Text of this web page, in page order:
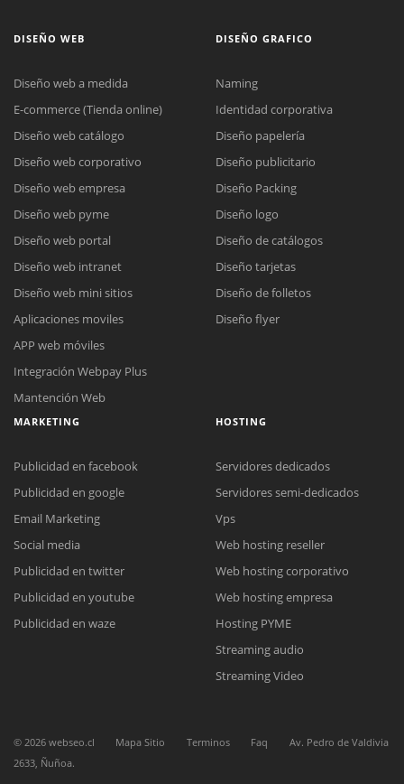
Reunión online
Nuestros ejecutivos le enviarán un correo electrónico con el enlace a
Meet para la reunión online.
Cotización
Chat Online
Todos nuestros ejecutivos están fuera de línea. Complete el formulario
DISEÑO WEB
Diseño web a medida
E-commerce (Tienda online)
Diseño web catálogo
Diseño web corporativo
Diseño web empresa
Diseño web pyme
Diseño web portal
Diseño web intranet
Diseño web mini sitios
Aplicaciones moviles
APP web móviles
Integración Webpay Plus
Mantención Web
DISEÑO GRAFICO
Naming
Identidad corporativa
Diseño papelería
Diseño publicitario
Diseño Packing
Diseño logo
Diseño de catálogos
Diseño tarjetas
Diseño de folletos
Diseño flyer
MARKETING
Publicidad en facebook
Publicidad en google
Email Marketing
Social media
Publicidad en twitter
Publicidad en youtube
Publicidad en waze
HOSTING
Servidores dedicados
Servidores semi-dedicados
Vps
Web hosting reseller
Web hosting corporativo
Web hosting empresa
Hosting PYME
Streaming audio
Streaming Video
© 2026 webseo.cl Mapa Sitio Terminos Faq
Av. Pedro de Valdivia
2633, Ñuñoa.